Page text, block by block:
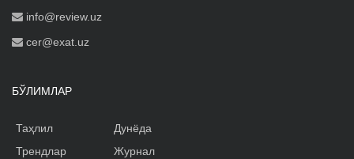
info@review.uz
cer@exat.uz
БЎЛИМЛАР
Таҳлил
Трендлар
Дунёда
Журнал